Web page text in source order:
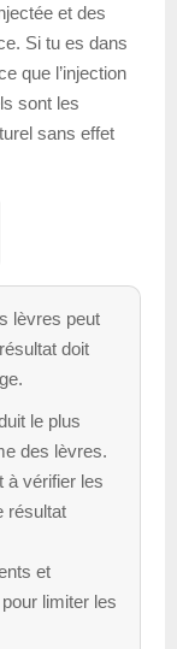
et des
Si tu es dans
que l’injection
sont les
sans effet
lèvres peut
doit
le plus
des lèvres.
à vérifier les
résultat
et
limiter les